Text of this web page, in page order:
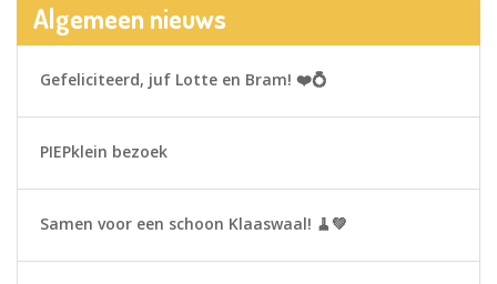
Algemeen nieuws
Gefeliciteerd, juf Lotte en Bram! ❤️💍
PIEPklein bezoek
Samen voor een schoon Klaaswaal! 🧹💚